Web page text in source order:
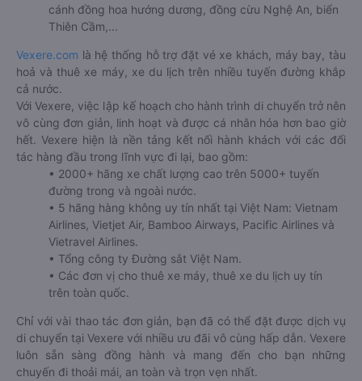
cánh đồng hoa hướng dương, đồng cừu Nghệ An, biển
Thiên Cầm,...
Vexere.com là hệ thống hỗ trợ đặt vé xe khách, máy bay, tàu
hoả và thuê xe máy, xe du lịch trên nhiều tuyến đường khắp
cả nước.
Với Vexere, việc lập kế hoạch cho hành trình di chuyển trở nên
vô cùng đơn giản, linh hoạt và được cá nhân hóa hơn bao giờ
hết. Vexere hiện là nền tảng kết nối hành khách với các đối
tác hàng đầu trong lĩnh vực đi lại, bao gồm:
• 2000+ hãng xe chất lượng cao trên 5000+ tuyến
đường trong và ngoài nước.
• 5 hãng hàng không uy tín nhất tại Việt Nam: Vietnam
Airlines, Vietjet Air, Bamboo Airways, Pacific Airlines và
Vietravel Airlines.
• Tổng công ty Đường sắt Việt Nam.
• Các đơn vị cho thuê xe máy, thuê xe du lịch uy tín
trên toàn quốc.
Chỉ với vài thao tác đơn giản, bạn đã có thể đặt được dịch vụ
di chuyển tại Vexere với nhiều ưu đãi vô cùng hấp dẫn. Vexere
luôn sẵn sàng đồng hành và mang đến cho bạn những
chuyến đi thoải mái, an toàn và trọn vẹn nhất.